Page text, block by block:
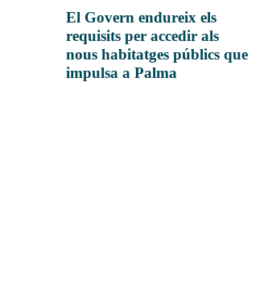
El Govern endureix els
requisits per accedir als
nous habitatges públics que
impulsa a Palma